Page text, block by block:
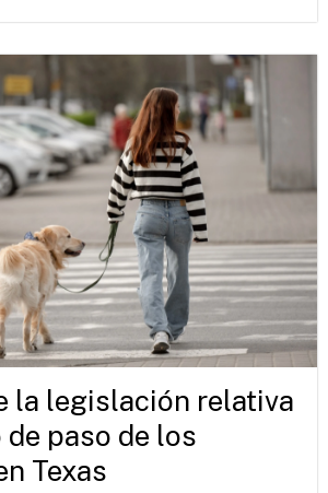
la legislación relativa
paso de los
Texas